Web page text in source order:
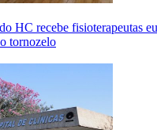
HC recebe fisioterapeutas
tornozelo